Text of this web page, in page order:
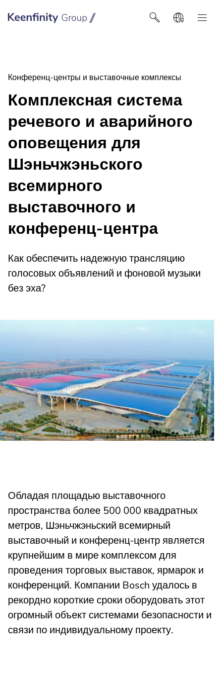
Keenfinity Group I Poland / Ukraine / Central Asia
Конференц-центры и выставочные комплексы
Комплексная система
речевого и аварийного
оповещения для
Шэньчжэньского
всемирного
выставочного и
конференц-центра
Как обеспечить надежную трансляцию
голосовых объявлений и фоновой музыки
без эха?
Обладая площадью выставочного
пространства более 500 000 квадратных
метров, Шэньчжэньский всемирный
выставочный и конференц-центр является
крупнейшим в мире комплексом для
проведения торговых выставок, ярмарок и
конференций. Компании Bosch удалось в
рекордно короткие сроки оборудовать этот
огромный объект системами безопасности и
связи по индивидуальному проекту.